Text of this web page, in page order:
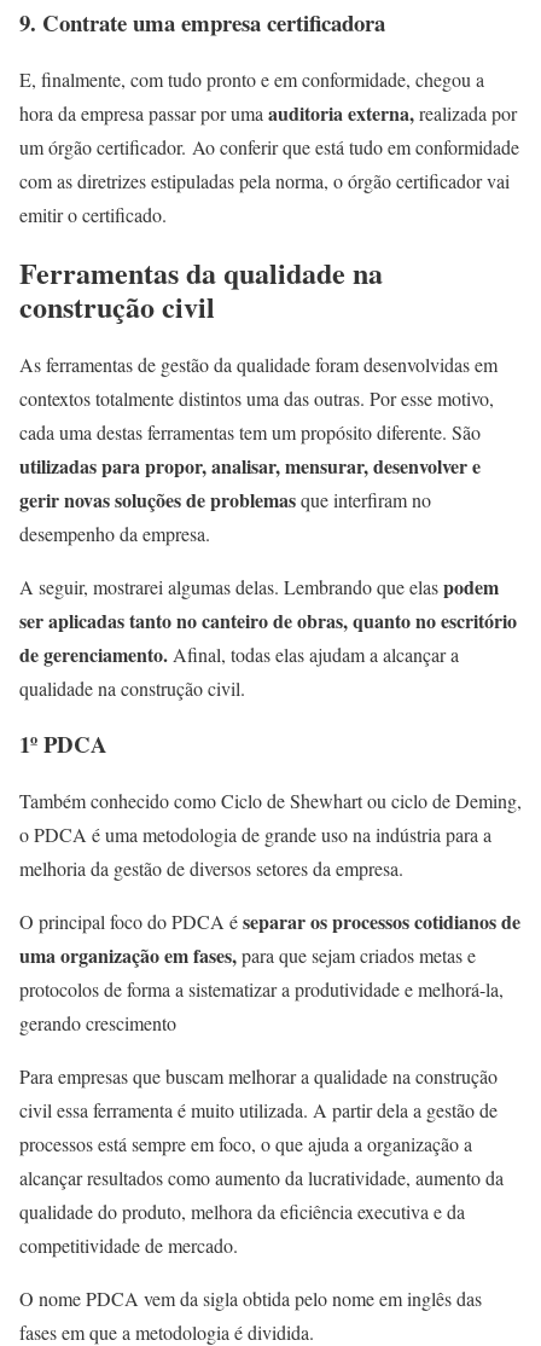
9. Contrate uma empresa certificadora
E, finalmente, com tudo pronto e em conformidade, chegou a
hora da empresa passar por uma auditoria externa,realizada por
um órgão certificador. Ao conferir que está tudo em conformidade
com as diretrizes estipuladas pela norma, o órgão certificador vai
emitir o certificado.
Ferramentas da qualidade na
construção civil
As ferramentas de gestão da qualidade foram desenvolvidas em
contextos totalmente distintos uma das outras. Por esse motivo,
cada uma destas ferramentas tem um propósito diferente. São
utilizadas para propor, analisar, mensurar, desenvolver e
gerir novas soluções de problemasque interfiram no
desempenho da empresa.
A seguir, mostrarei algumas delas. Lembrando que elaspodem
ser aplicadas tanto no canteiro de obras, quanto no escritório
de gerenciamento. Afinal, todas elas ajudam a alcançar a
qualidade na construção civil.
1º PDCA
Também conhecido como Ciclo de Shewhart ou ciclo de Deming,
o PDCA é uma metodologia de grande uso na indústria para a
melhoria da gestão de diversos setores da empresa.
O principal foco do PDCA éseparar os processos cotidianos de
uma organização em fases,para que sejam criados metas e
protocolos de forma a sistematizar a produtividade e melhorá-la,
gerando crescimento
Para empresas que buscam melhorar a qualidade na construção
civil essa ferramenta é muito utilizada. A partir dela a gestão de
processos está sempre em foco, o que ajuda a organização a
alcançar resultados como aumento da lucratividade, aumento da
qualidade do produto, melhora da eficiência executiva e da
competitividade de mercado.
O nome PDCA vem da sigla obtida pelo nome em inglês das
fases em que a metodologia é dividida.